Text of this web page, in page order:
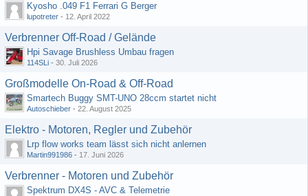
Kyosho .049 F1 Ferrari G Berger
lupotreter - 12. April 2022
Verbrenner Off-Road / Gelände
Hpi Savage Brushless Umbau fragen
114SLi - 30. Juli 2026
Großmodelle On-Road & Off-Road
Smartech Buggy SMT-UNO 28ccm startet nicht
Autoschieber - 22. August 2025
Elektro - Motoren, Regler und Zubehör
Lrp flow works team lässt sich nicht anlernen
Martin991986 - 17. Juni 2026
Verbrenner - Motoren und Zubehör
Spektrum DX4S - AVC & Telemetrie